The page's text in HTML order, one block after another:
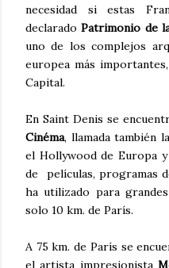
necesidad si estas
declaradoPatrimonio de
uno de los complejos
europea más
Capital.
En Saint Denis se
Cinéma, llamada también
el Hollywood de Europa
de películas, programas
ha utilizado para
solo 10 km. de París.
A 75 km. de París se
el artista impresionista